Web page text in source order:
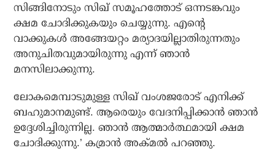
സിങ്ങിനോടും സിഖ് സമൂഹത്തോട് ഒന്നടങ്കവും
ക്ഷമ ചോദിക്കുകയും ചെയ്യുന്നു. എന്റെ
വാക്കുകള്‍ അങ്ങേയറ്റം മര്യാദയില്ലാതിരുന്നതും
അനുചിതവുമായിരുന്നു എന്ന് ഞാന്‍
മനസിലാക്കുന്നു.
ലോകമെമ്പാടുമുള്ള സിഖ് വംശജരോട് എനിക്ക്
ബഹുമാനമുണ്ട്. ആരെയും വേദനിപ്പിക്കാന്‍ ഞാന്‍
ഉദ്ദേശിച്ചിരുന്നില്ല. ഞാന്‍ ആത്മാര്‍ത്ഥമായി ക്ഷമ
ചോദിക്കുന്നു.’ കമ്രാന്‍ അക്മല്‍ പറഞ്ഞു.